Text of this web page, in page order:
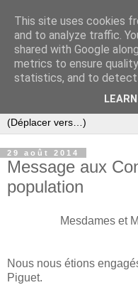
29 août 2014
Message aux
population
Mesdames et
Nous nous étions
Piguet.
This site uses cookies
and to analyze traffic.
shared with Google
metrics to ensure
statistics, and to detect